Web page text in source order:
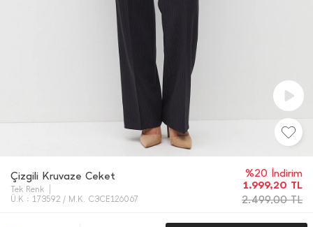
Çizgili Kruvaze Ceket
Tek Renk
Ü.K : 173592 / M.K. C3CE126067
%20 İndirim
1.999,20 TL
2.499,00TL